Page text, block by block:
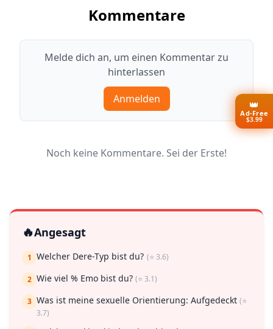
Kommentare
Melde dich an, um einen Kommentar zu
hinterlassen
Anmelden
Noch keine Kommentare. Sei der Erste!
🔥Angesagt
1 Welcher Dere-Typ bist du? (⭐ 3.6)
2 Wie viel % Emo bist du? (⭐ 3.1)
3 Was ist meine sexuelle Orientierung: Aufgedeckt (⭐
3.7)
👑
Ad-Free
$3.99